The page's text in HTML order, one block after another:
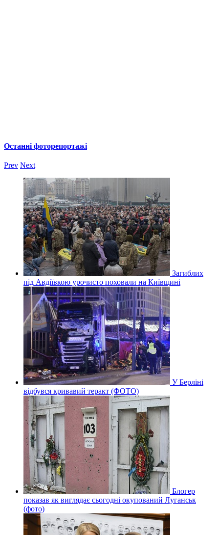
Останні фоторепортажі
Prev Next
Загиблих
під Авдіївкою урочисто поховали на Київщині
У Берліні
відбувся кривавий теракт (ФОТО)
Блогер
показав як виглядає сьогодні окупований Луганськ
(фото)